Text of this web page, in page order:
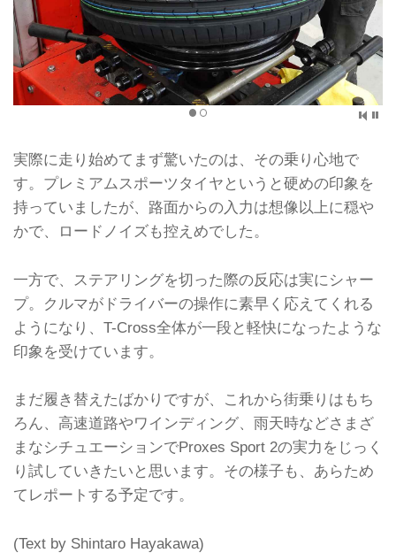
実際に走り始めてまず驚いたのは、その乗り心地で
す。プレミアムスポーツタイヤというと硬めの印象を
持っていましたが、路面からの入力は想像以上に穏や
かで、ロードノイズも控えめでした。
一方で、ステアリングを切った際の反応は実にシャー
プ。クルマがドライバーの操作に素早く応えてくれる
ようになり、T-Cross全体が一段と軽快になったような
印象を受けています。
まだ履き替えたばかりですが、これから街乗りはもち
ろん、高速道路やワインディング、雨天時などさまざ
まなシチュエーションでProxes Sport 2の実力をじっく
り試していきたいと思います。その様子も、あらため
てレポートする予定です。
(Text by Shintaro Hayakawa)